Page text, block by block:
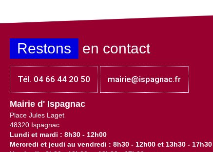
Restons en contact
Tél. 04 66 44 20 50 mairie@ispagnac.fr
Mairie d' Ispagnac
Place Jules Laget
48320 Ispagnac
Lundi et mardi : 8h30 - 12h00
Mercredi et jeudi au vendredi : 8h30 - 12h00 et 13h30 - 17h30